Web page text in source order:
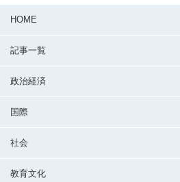
HOME
記事一覧
政治経済
国際
社会
教育文化